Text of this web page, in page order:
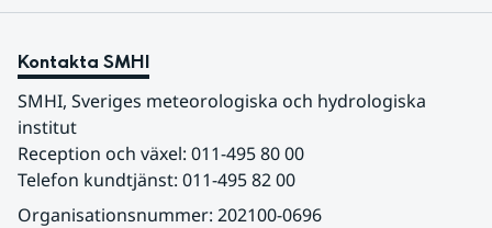
Kontakta SMHI
SMHI, Sveriges meteorologiska och hydrologiska
institut
Reception och växel: 011-495 80 00
Telefon kundtjänst: 011-495 82 00
Organisationsnummer: 202100-0696